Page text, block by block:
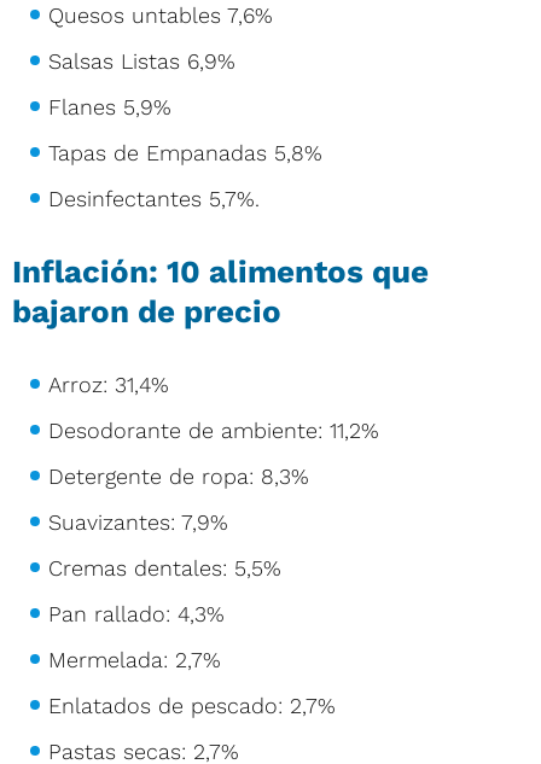
Quesos untables 7,6%
Salsas Listas 6,9%
Flanes 5,9%
Tapas de Empanadas 5,8%
Desinfectantes 5,7%.
Inflación: 10 alimentos que
bajaron de precio
Arroz: 31,4%
Desodorante de ambiente: 11,2%
Detergente de ropa: 8,3%
Suavizantes: 7,9%
Cremas dentales: 5,5%
Pan rallado: 4,3%
Mermelada: 2,7%
Enlatados de pescado: 2,7%
Pastas secas: 2,7%